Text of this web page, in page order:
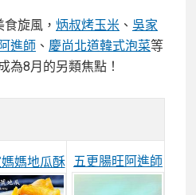
旋風， 炳叔烤玉米 、 吳家
進師 、 慶尚北道韓式泡菜等
為8月的另類焦點！
媽地瓜酥 五更腸旺阿進師